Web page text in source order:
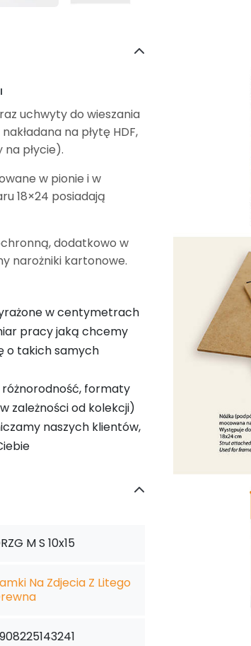
uchwyty do wieszania
na płytę HDF,
płycie).
w pionie i w
18×24 posiadają
dodatkowo w
narożniki kartonowe.
w centymetrach
pracy jaką chcemy
o takich samych
formaty
zależności od kolekcji)
naszych klientów,
M S 10x15
Na Zdjecia Z Litego